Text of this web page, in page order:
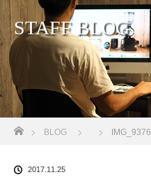
STAFF BLOG
ホーム
BLOG IMG_9376
2017.11.25